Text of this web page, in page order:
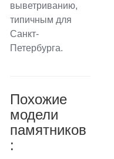
выветриванию,
типичным для
Санкт-
Петербурга.
Похожие
модели
памятников
: